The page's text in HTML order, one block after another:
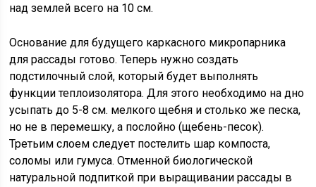
над землей всего на 10 см.
Основание для будущего каркасного микропарника
для рассады готово. Теперь нужно создать
подстилочный слой, который будет выполнять
функции теплоизолятора. Для этого необходимо на дно
усыпать до 5-8 см. мелкого щебня и столько же песка,
но не в перемешку, а послойно (щебень-песок).
Третьим слоем следует постелить шар компоста,
соломы или гумуса. Отменной биологической
натуральной подпиткой при выращивании рассады в